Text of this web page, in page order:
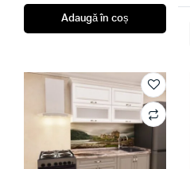
Adaugă în coș